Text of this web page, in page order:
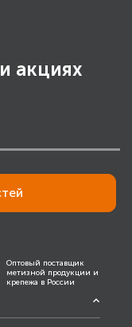
акциях
Оптовый поставщик
метизной продукции и
крепежа в России